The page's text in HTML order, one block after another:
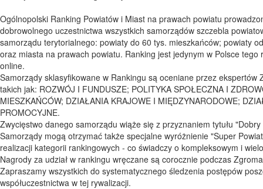
Ogólnopolski Ranking Powiatów i Miast na prawach powiatu
dobrowolnego uczestnictwa wszystkich samorządów szczebla
samorządu terytorialnego: powiaty do 60 tys. mieszkańców; powiaty
oraz miasta na prawach powiatu. Ranking jest jedynym w Polsce
online.
Samorządy sklasyfikowane w Rankingu są oceniane przez
takich jak: ROZWÓJ I FUNDUSZE; POLITYKA SPOŁECZNA I
MIESZKAŃCÓW; DZIAŁANIA KRAJOWE I MIĘDZYNARODOWE;
PROMOCYJNE.
Zwycięstwo danego samorządu wiąże się z przyznaniem tytułu
Samorządy mogą otrzymać także specjalne wyróżnienie "Super
realizacji kategorii rankingowych - co świadczy o kompleksowym i
Nagrody za udział w rankingu wręczane są corocznie podczas
Zapraszamy wszystkich do systematycznego śledzenia postępów
współuczestnictwa w tej rywalizacji.